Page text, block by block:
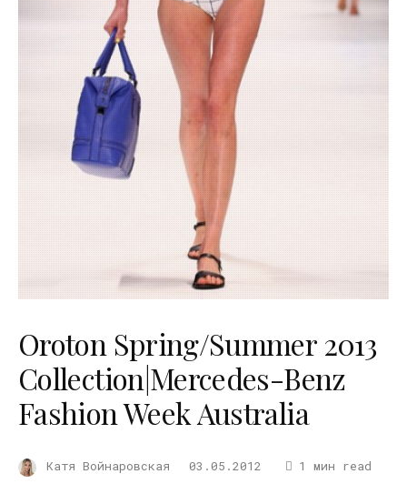
Oroton Spring/Summer 2013
Collection|Mercedes-Benz
Fashion Week Australia
Катя Войнаровская 03.05.2012 1 мин read